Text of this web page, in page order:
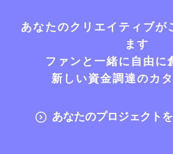
あなたのクリエイティブが
ます
ファンと一緒に自由に
新しい資金調達のカ
あなたのプロジェクト